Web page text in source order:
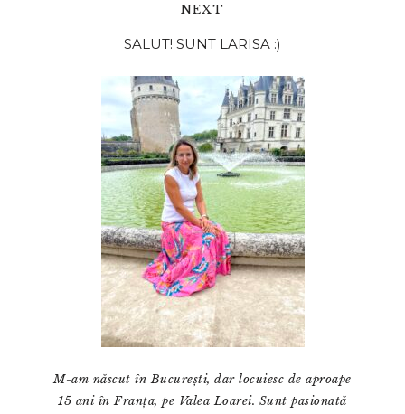
NEXT
principală
SALUT! SUNT LARISA :)
M-am născut în București, dar locuiesc de aproape
15 ani în Franța, pe Valea Loarei. Sunt pasionată